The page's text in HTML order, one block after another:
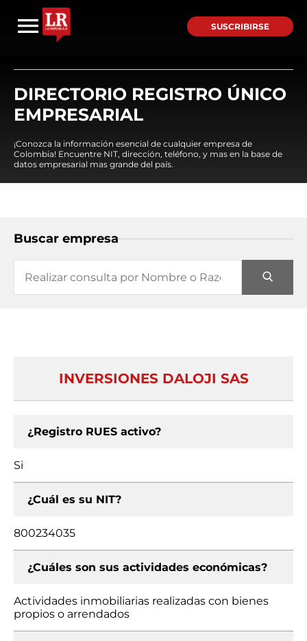
SUSCRIBIRSE
DIRECTORIO REGISTRO ÚNICO
EMPRESARIAL
¡Conozca la información esencial de cualquier empresa de
Colombia! Encuentre NIT, dirección, teléfono, y mas en la base de
datos empresarial mas grande del país.
Buscar empresa
INVERSIONES DALOJI SAS
¿Registro RUES activo?
Si
¿Cuál es su NIT?
800234035
¿Cuáles son sus actividades económicas?
Actividades inmobiliarias realizadas con bienes
propios o arrendados